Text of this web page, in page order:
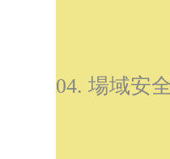
04. 場域安